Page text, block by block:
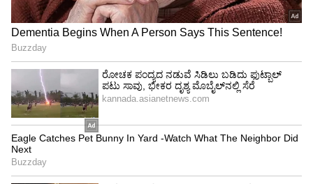
ಇವಿಎಂ ಯಂತ್ರ ಬಳಸುವ ವಿಧಾನದ ಬಗ್ಗೆ ಅಧಿಕಾರಿಗಳು
ತಿಳಿದುಕೊಂಡಿರಬೇಕು ಎಂದರು.
ಸಂಪನ್ಮೂಲ ವ್ಯಕ್ತಿಗಳಾದ ಜಿ.ವಿ.ಗೋಪಾಲ್‌, ರಿಜ್ವಾನ್‌ ಪಾಷ,
ವೇದಮೂರ್ತಿ, ಎಚ್‌.ಬಿ.ಗಂಗಾಧರ್‌ ಅವರು ಅಧಿಕಾರಿಗಳಿಗೆ
ಚುನಾವಣಾ ತರಬೇತಿ ನೀಡಿದರು.
ಕಾರ್ಯಕ್ರಮದಲ್ಲಿ ಉಪವಿಭಾಗಾಧಿಕಾರಿಗಳಾದ ಕಲ್ಪಶ್ರೀ, ರಿಷಿ